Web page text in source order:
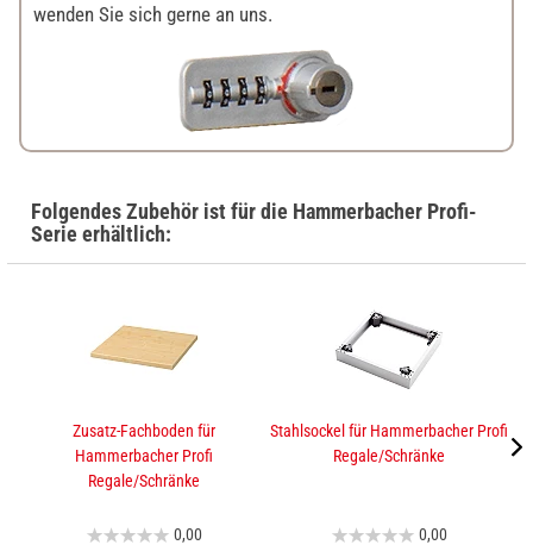
wenden Sie sich gerne an uns.
Folgendes Zubehör ist für die Hammerbacher Profi-
Serie erhältlich:
Zusatz-Fachboden für
Hammerbacher Profi
Regale/Schränke
0,00
Stahlsockel für Hammerbacher Profi
Regale/Schränke
0,00